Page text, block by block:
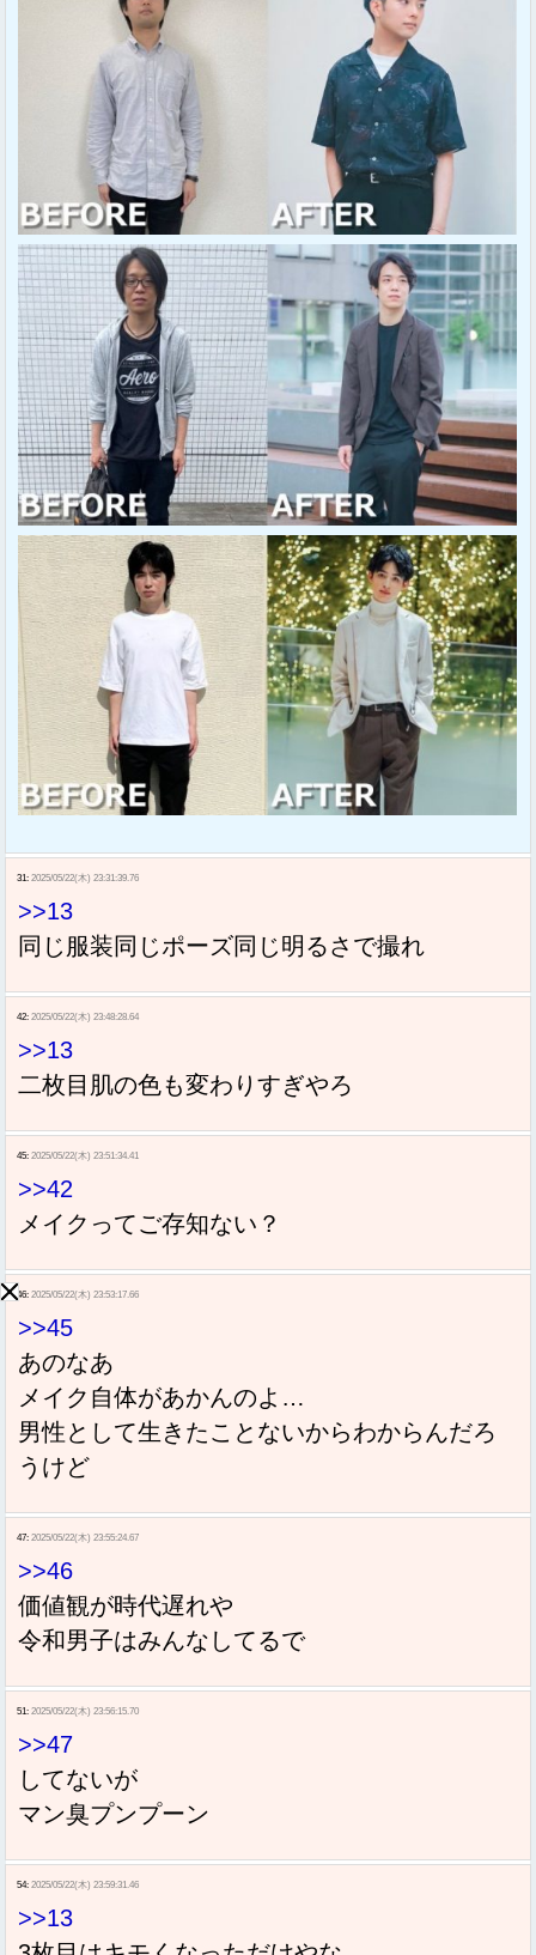
31: 2025/05/22(木) 23:31:39.76
>>13
同じ服装同じポーズ同じ明るさで撮れ
42: 2025/05/22(木) 23:48:28.64
>>13
二枚目肌の色も変わりすぎやろ
45: 2025/05/22(木) 23:51:34.41
>>42
メイクってご存知ない？
46: 2025/05/22(木) 23:53:17.66
>>45
あのなあ
メイク自体があかんのよ…
男性として生きたことないからわからんだろ
うけど
47: 2025/05/22(木) 23:55:24.67
>>46
価値観が時代遅れや
令和男子はみんなしてるで
51: 2025/05/22(木) 23:56:15.70
>>47
してないが
マン臭プンプーン
54: 2025/05/22(木) 23:59:31.46
>>13